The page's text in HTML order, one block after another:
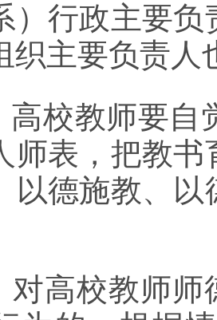
）行政主要
织主要负责
教师要自觉
师表，把教
以德施教、
校教师师德